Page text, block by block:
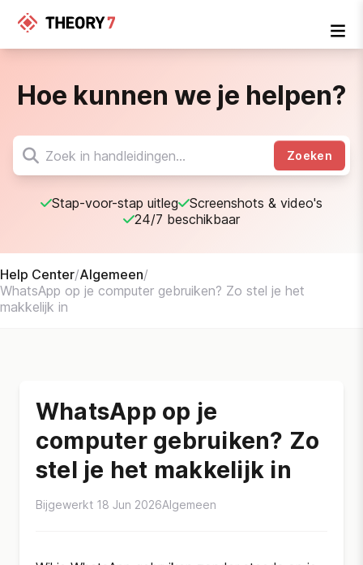
Hoe kunnen we je helpen?
Zoeken
Stap-voor-stap uitleg
Screenshots & video's
24/7 beschikbaar
Help Center/Algemeen/
WhatsApp op je computer gebruiken? Zo stel je het
makkelijk in
WhatsApp op je
computer gebruiken? Zo
stel je het makkelijk in
Bijgewerkt 18 Jun 2026Algemeen